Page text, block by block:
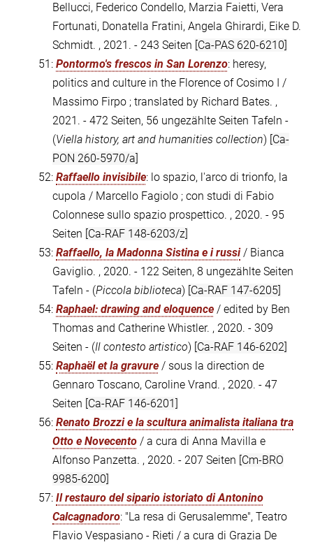
Bellucci, Federico Condello, Marzia Faietti, Vera
Fortunati, Donatella Fratini, Angela Ghirardi, Eike D.
Schmidt. , 2021. - 243 Seiten [Ca-PAS 620-6210]
51: Pontormo's frescos in San Lorenzo: heresy,
politics and culture in the Florence of Cosimo I /
Massimo Firpo ; translated by Richard Bates. ,
2021. - 472 Seiten, 56 ungezählte Seiten Tafeln -
(Viella history, art and humanities collection) [Ca-
PON 260-5970/a]
52: Raffaello invisibile: lo spazio, l'arco di trionfo, la
cupola / Marcello Fagiolo ; con studi di Fabio
Colonnese sullo spazio prospettico. , 2020. - 95
Seiten [Ca-RAF 148-6203/z]
53: Raffaello, la Madonna Sistina e i russi/ Bianca
Gaviglio. , 2020. - 122 Seiten, 8 ungezählte Seiten
Tafeln - (Piccola biblioteca) [Ca-RAF 147-6205]
54: Raphael: drawing and eloquence / edited by Ben
Thomas and Catherine Whistler. , 2020. - 309
Seiten - (Il contesto artistico) [Ca-RAF 146-6202]
55: Raphaël et la gravure / sous la direction de
Gennaro Toscano, Caroline Vrand. , 2020. - 47
Seiten [Ca-RAF 146-6201]
56: Renato Brozzi e la scultura animalista italiana tra
Otto e Novecento / a cura di Anna Mavilla e
Alfonso Panzetta. , 2020. - 207 Seiten [Cm-BRO
9985-6200]
57: Il restauro del sipario istoriato di Antonino
Calcagnadoro: "La resa di Gerusalemme", Teatro
Flavio Vespasiano - Rieti / a cura di Grazia De